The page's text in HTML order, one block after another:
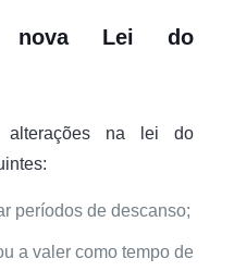
Lei do
alterações na lei do
períodos de descanso;
a valer como tempo de